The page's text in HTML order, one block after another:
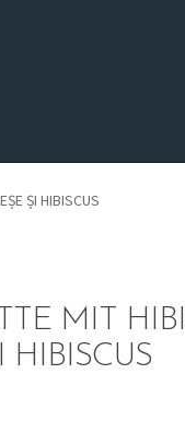
ȘI HIBISCUS
MIT
HIBISCUS